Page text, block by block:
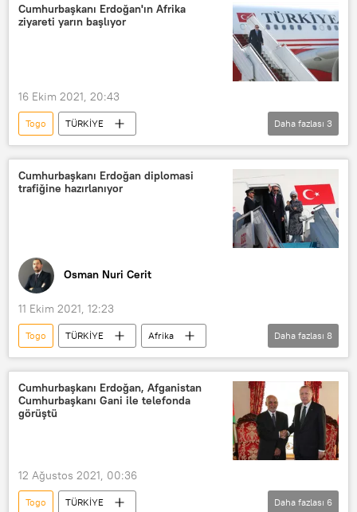
Cumhurbaşkanı Erdoğan'ın Afrika
ziyareti yarın başlıyor
16 Ekim 2021, 20:43
Togo
TÜRKİYE
Recep Tayyip Erdoğan
Türkiye
Angola
Daha fazlası 3
Cumhurbaşkanı Erdoğan diplomasi
trafiğine hazırlanıyor
Osman Nuri Cerit
11 Ekim 2021, 12:23
Togo TÜRKİYE
Afrika
Recep Tayyip Erdoğan
Nijerya
İskoçya
Roma
Angola
G-20
iklim zirvesi
Daha fazlası 8
Cumhurbaşkanı Erdoğan, Afganistan
Cumhurbaşkanı Gani ile telefonda
görüştü
12 Ağustos 2021, 00:36
Togo
TÜRKİYE
Daha fazlası 6